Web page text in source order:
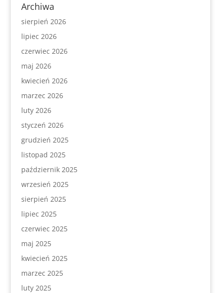
Archiwa
sierpień 2026
lipiec 2026
czerwiec 2026
maj 2026
kwiecień 2026
marzec 2026
luty 2026
styczeń 2026
grudzień 2025
listopad 2025
październik 2025
wrzesień 2025
sierpień 2025
lipiec 2025
czerwiec 2025
maj 2025
kwiecień 2025
marzec 2025
luty 2025